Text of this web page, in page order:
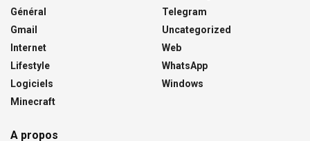
Général
Gmail
Internet
Lifestyle
Logiciels
Minecraft
Telegram
Uncategorized
Web
WhatsApp
Windows
A propos